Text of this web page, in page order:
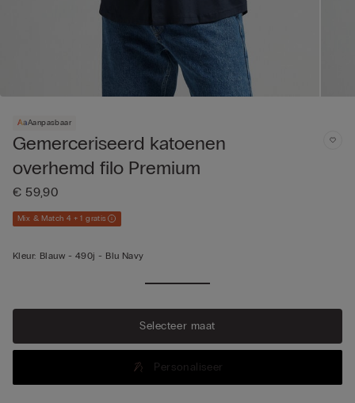
Aanpasbaar
Gemerceriseerd katoenen
overhemd filo Premium
€ 59,90
Mix & Match 4 + 1 gratis
Kleur: Blauw - 490j - Blu Navy
Selecteer maat
Personaliseer